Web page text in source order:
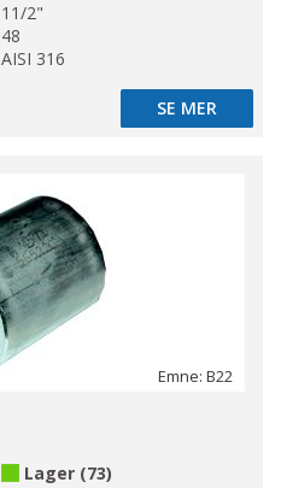
11/2"
48
AISI 316
SE MER
SE MER
Emne: B22
Lager (73)